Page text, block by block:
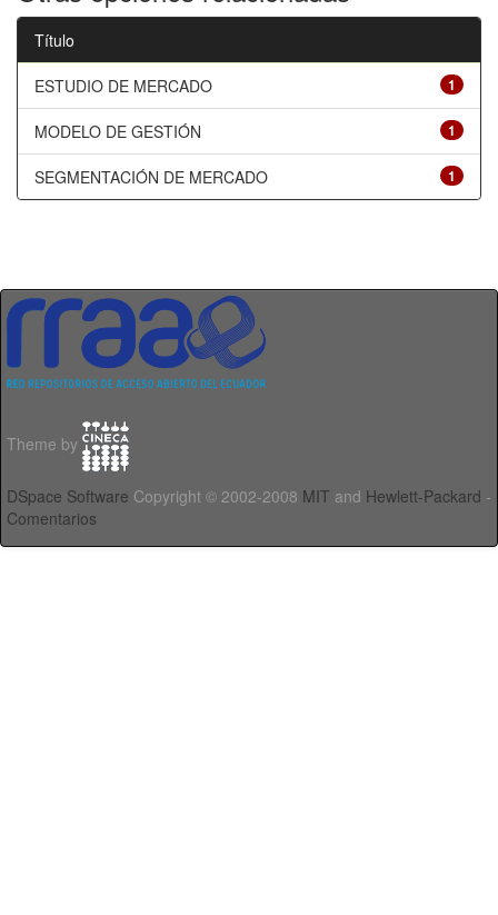
Título
1
ESTUDIO DE MERCADO
1
MODELO DE GESTIÓN
1
SEGMENTACIÓN DE MERCADO
Theme by
DSpace Software Copyright © 2002-2008 MIT and Hewlett-Packard -
Comentarios